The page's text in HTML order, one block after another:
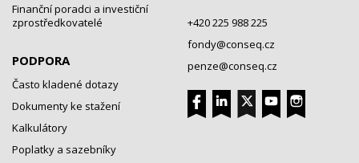
Finanční poradci a investiční
zprostředkovatelé
PODPORA
Často kladené dotazy
Dokumenty ke stažení
Kalkulátory
Poplatky a sazebníky
+420 225 988 225
fondy@conseq.cz
penze@conseq.cz